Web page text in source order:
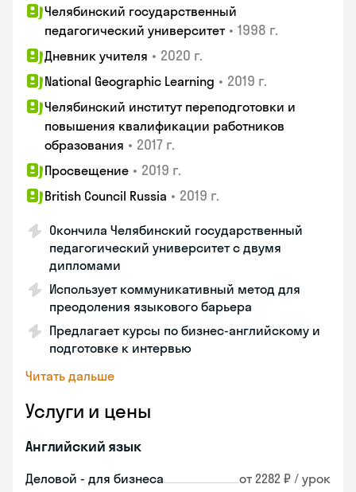
Челябинский государственный
педагогический университет • 1998 г.
Дневник учителя • 2020 г.
National Geographic Learning • 2019 г.
Челябинский институт переподготовки и
повышения квалификации работников
образования • 2017 г.
Просвещение • 2019 г.
British Council Russia • 2019 г.
Окончила Челябинский государственный
педагогический университет с двумя
дипломами
Использует коммуникативный метод для
преодоления языкового барьера
Предлагает курсы по бизнес-английскому и
подготовке к интервью
Читать дальше
Услуги и цены
Английский язык
Деловой - для бизнеса от 2282 ₽ / урок